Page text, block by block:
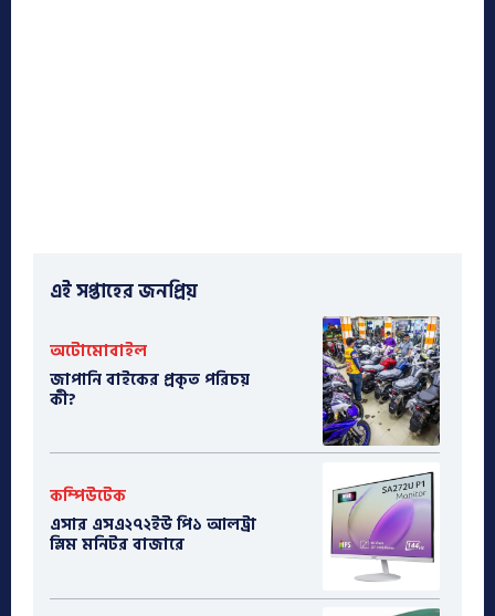
এই সপ্তাহের জনপ্রিয়
অটোমোবাইল
​জাপানি বাইকের প্রকৃত পরিচয়
কী?
কম্পিউটেক
এসার এসএ২৭২ইউ পি১ আলট্রা
স্লিম মনিটর বাজারে